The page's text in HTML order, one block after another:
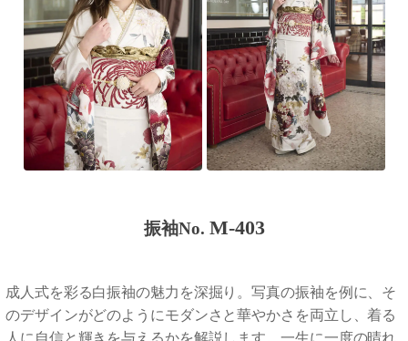
振袖No. M-403
成人式を彩る白振袖の魅力を深掘り。写真の振袖を例に、そ
のデザインがどのようにモダンさと華やかさを両立し、着る